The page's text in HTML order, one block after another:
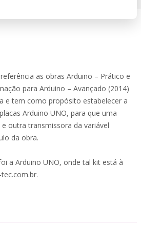
as obras Arduino – Prático e
para Arduino – Avançado (2014)
e tem como propósito estabelecer a
Arduino UNO, para que uma
outra transmissora da variável
da obra.
a Arduino UNO, onde tal kit está à